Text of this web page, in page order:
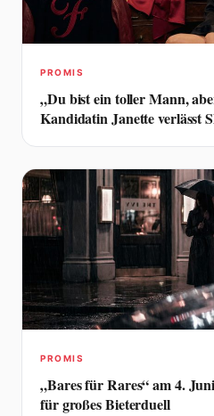
PROMIS
„Du bist ein toller Mann,
Kandidatin Janette verlässt
PROMIS
„Bares für Rares“ am 4.
für großes Bieterduell